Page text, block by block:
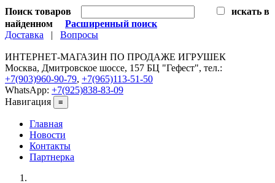
Поиск товаров
искать в
найденном
Расширенный поиск
Доставка | Вопросы
ИНТЕРНЕТ-МАГАЗИН ПО ПРОДАЖЕ ИГРУШЕК
Москва, Дмитровское шоссе, 157 БЦ "Гефест", тел.:
+7(903)960-90-79, +7(965)113-51-50
WhatsApp: +7(925)838-83-09
Навигация
≡
Главная
Новости
Контакты
Партнерка